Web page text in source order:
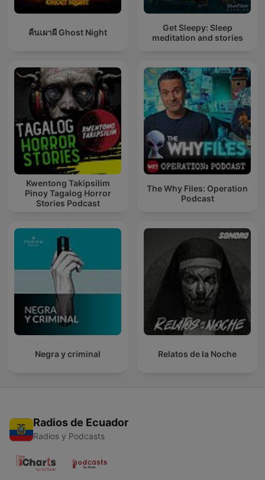
คืนเผาผี Ghost Night
Get Sleepy: Sleep
meditation and stories
Kwentong Takipsilim
Pinoy Tagalog Horror
Stories Podcast
The Why Files: Operation
Podcast
Negra y criminal Relatos de la Noche
Radios de Ecuador
Radios y Podcasts